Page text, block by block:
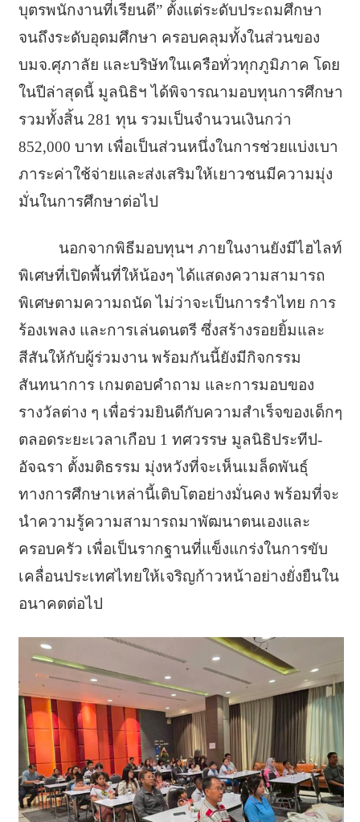
บุตรพนักงานที่เรียนดี” ตั้งแต่ระดับประถมศึกษา
จนถึงระดับอุดมศึกษา ครอบคลุมทั้งในส่วนของ
บมจ.ศุภาลัย และบริษัทในเครือทั่วทุกภูมิภาค โดย
ในปีล่าสุดนี้ มูลนิธิฯ ได้พิจารณามอบทุนการศึกษา
รวมทั้งสิ้น 281 ทุน รวมเป็นจำนวนเงินกว่า
852,000 บาท เพื่อเป็นส่วนหนึ่งในการช่วยแบ่งเบา
ภาระค่าใช้จ่ายและส่งเสริมให้เยาวชนมีความมุ่ง
มั่นในการศึกษาต่อไป
นอกจากพิธีมอบทุนฯ ภายในงานยังมีไฮไลท์
พิเศษที่เปิดพื้นที่ให้น้องๆ ได้แสดงความสามารถ
พิเศษตามความถนัด ไม่ว่าจะเป็นการรำไทย การ
ร้องเพลง และการเล่นดนตรี ซึ่งสร้างรอยยิ้มและ
สีสันให้กับผู้ร่วมงาน พร้อมกันนี้ยังมีกิจกรรม
สันทนาการ เกมตอบคำถาม และการมอบของ
รางวัลต่าง ๆ เพื่อร่วมยินดีกับความสำเร็จของเด็กๆ
ตลอดระยะเวลาเกือบ 1 ทศวรรษ มูลนิธิประทีป-
อัจฉรา ตั้งมติธรรม มุ่งหวังที่จะเห็นเมล็ดพันธุ์
ทางการศึกษาเหล่านี้เติบโตอย่างมั่นคง พร้อมที่จะ
นำความรู้ความสามารถมาพัฒนาตนเองและ
ครอบครัว เพื่อเป็นรากฐานที่แข็งแกร่งในการขับ
เคลื่อนประเทศไทยให้เจริญก้าวหน้าอย่างยั่งยืนใน
อนาคตต่อไป